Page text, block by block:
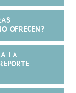
OFRECEN?
LA